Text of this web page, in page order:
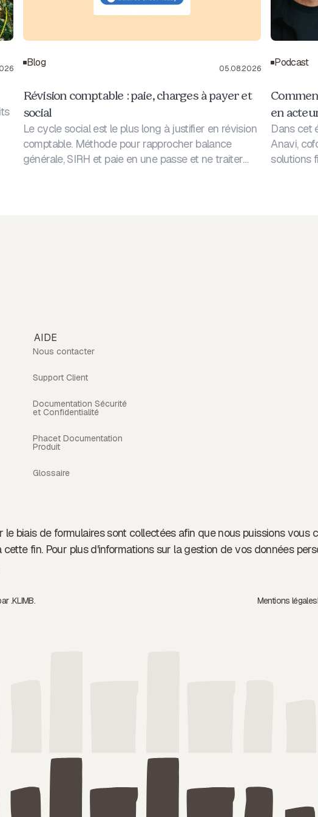
Blog 05.08.2026
Révision comptable : paie, charges à payer et
social
Le cycle social est le plus long à justifier en révision
comptable. Méthode pour rapprocher balance
générale, SIRH et paie en une passe et ne traiter
Podcast
en
Dans cet
Anavi,
solutions
AIDE
Nous contacter
Support Client
Documentation Sécurité
et Confidentialité
Phacet Documentation
Produit
Glossaire
biais de formulaires sont collectées afin que nous puissions vous
fin. Pour plus d'informations sur la gestion de vos données
.KLIMB. Mentions légales